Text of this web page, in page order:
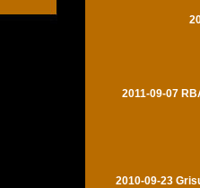
2011-09-07
2010-09-23